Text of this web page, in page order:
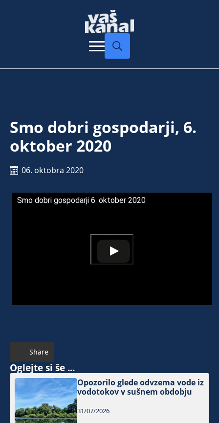
Smo dobri gospodarji, 6.
oktober 2020
06. oktobra 2020
Smo dobri gospodarji 6. oktober 2020
Share
Oglejte si še ...
Opozorilo glede odvzema vode iz
vodotokov v sušnem obdobju
31/07/2026